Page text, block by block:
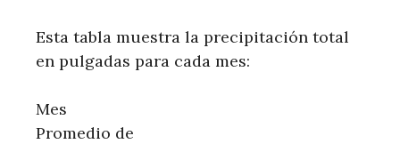
Esta tabla muestra la precipitación total
en pulgadas para cada mes:
Mes
Promedio de